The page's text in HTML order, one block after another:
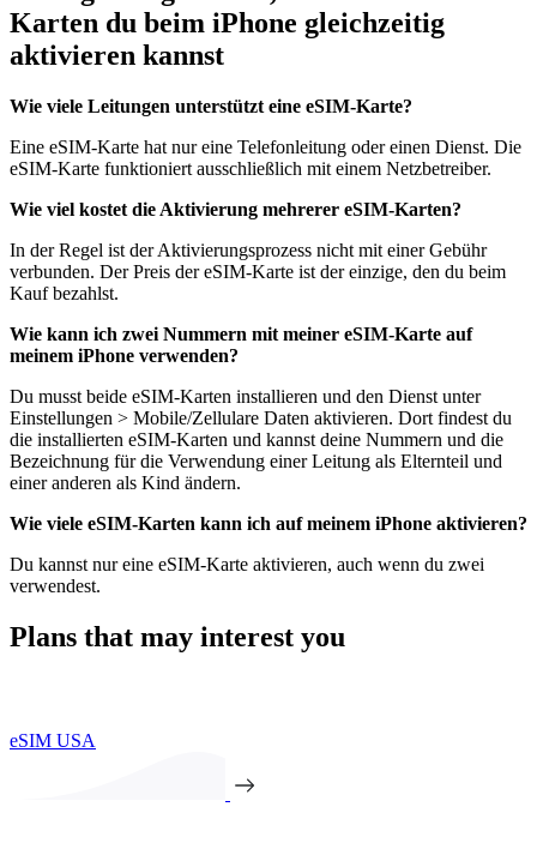
Karten du beim iPhone gleichzeitig
aktivieren kannst
Wie viele Leitungen unterstützt eine eSIM-Karte?
Eine eSIM-Karte hat nur eine Telefonleitung oder einen Dienst. Die
eSIM-Karte funktioniert ausschließlich mit einem Netzbetreiber.
Wie viel kostet die Aktivierung mehrerer eSIM-Karten?
In der Regel ist der Aktivierungsprozess nicht mit einer Gebühr
verbunden. Der Preis der eSIM-Karte ist der einzige, den du beim
Kauf bezahlst.
Wie kann ich zwei Nummern mit meiner eSIM-Karte auf
meinem iPhone verwenden?
Du musst beide eSIM-Karten installieren und den Dienst unter
Einstellungen > Mobile/Zellulare Daten aktivieren. Dort findest du
die installierten eSIM-Karten und kannst deine Nummern und die
Bezeichnung für die Verwendung einer Leitung als Elternteil und
einer anderen als Kind ändern.
Wie viele eSIM-Karten kann ich auf meinem iPhone aktivieren?
Du kannst nur eine eSIM-Karte aktivieren, auch wenn du zwei
verwendest.
Plans that may interest you
eSIM USA